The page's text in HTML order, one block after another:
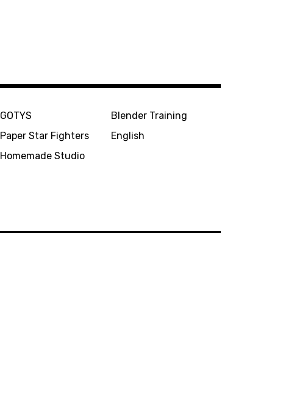
GOTYS
Paper Star Fighters
Homemade Studio
Blender Training
English